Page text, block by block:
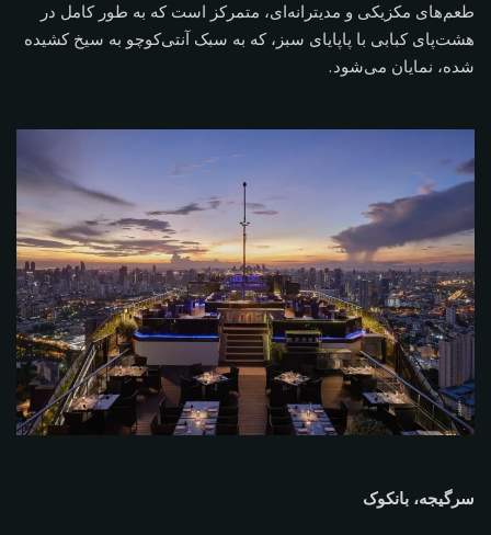
طعم‌های مکزیکی و مدیترانه‌ای، متمرکز است که به طور کامل در
هشت‌پای کبابی با پاپایای سبز، که به سبک آنتی‌کوچو به سیخ کشیده
شده، نمایان می‌شود.
سرگیجه، بانکوک